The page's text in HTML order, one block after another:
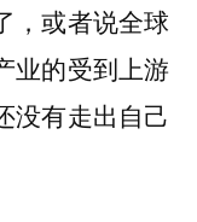
，或者说全球
业的受到上游
没有走出自己